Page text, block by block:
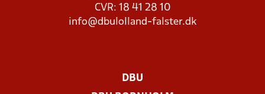
CVR: 18 41 28 10
info@dbulolland-falster.dk
DBU